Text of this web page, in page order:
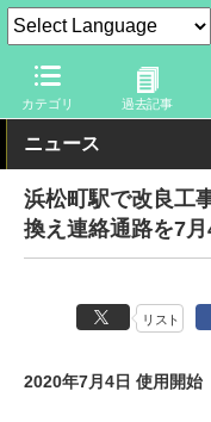
カテゴリ 過去記事
トラベル Watch 地域
ニュース
浜松町駅で改良工
換え連絡通路を7
リスト
2020年7月4日 使用開始